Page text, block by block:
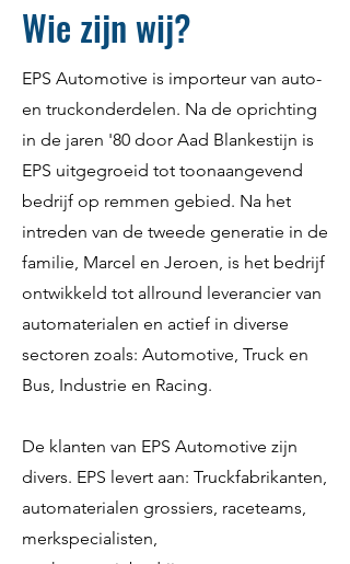
Wie zijn wij?
EPS Automotive is importeur van auto-
en truckonderdelen. Na de oprichting
in de jaren '80 door Aad Blankestijn is
EPS uitgegroeid tot toonaangevend
bedrijf op remmen gebied. Na het
intreden van de tweede generatie in de
familie, Marcel en Jeroen, is het bedrijf
ontwikkeld tot allround leverancier van
automaterialen en actief in diverse
sectoren zoals: Automotive, Truck en
Bus, Industrie en Racing.
De klanten van EPS Automotive zijn
divers. EPS levert aan: Truckfabrikanten,
automaterialen grossiers, raceteams,
merkspecialisten,